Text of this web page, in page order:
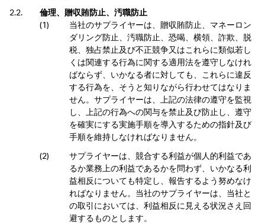
倫理、贈収賄防止、汚職防止
当社のサプライヤーは、贈収賄防止、マネーロン
ダリング防止、汚職防止、恐喝、横領、詐欺、脱
税、独占禁止及び不正競争又はこれらに類似若し
くは関連する行為に関する適用法を遵守しなけれ
ばならず、いかなる者に対しても、これらに違反
する行為を、そうと知りながら行わせてはなりま
せん。サプライヤーは、上記の法律の遵守を監視
し、上記の行為への関与を禁止及び防止し、遵守
を確実にする実施手順を導入するための指針及び
手順を維持しなければなりません。
サプライヤーは、競合する利益が個人的利益であ
るか業務上の利益であるかを問わず、いかなる利
益相反についても特定し、報告するよう努めなけ
ればなりません。当社のサプライヤーは、当社と
の取引においては、利益相反に見える状況さえ回
避するものとします。